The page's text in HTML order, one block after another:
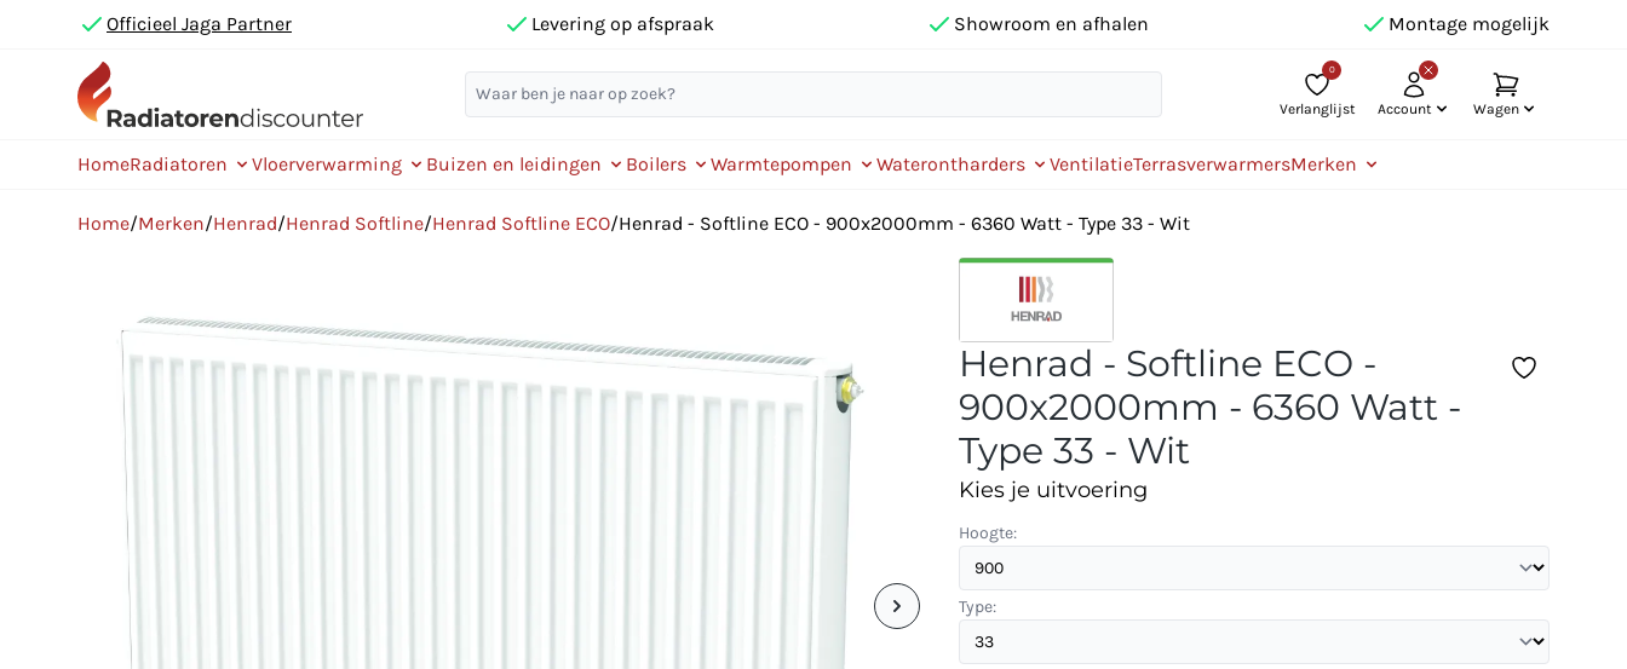
Officieel Jaga Partner Levering op afspraak Showroom en afhalen Montage mogelijk
0
Verlanglijst Account Wagen
HomeRadiatoren Vloerverwarming Buizen en leidingen Boilers Warmtepompen Waterontharders VentilatieTerrasverwarmersMerken
Home/Merken/Henrad/Henrad Softline/Henrad Softline ECO/Henrad - Softline ECO - 900x2000mm - 6360 Watt - Type 33 - Wit
Henrad - Softline ECO -
900x2000mm - 6360 Watt -
Type 33 - Wit
Kies je uitvoering
Hoogte:
Type: